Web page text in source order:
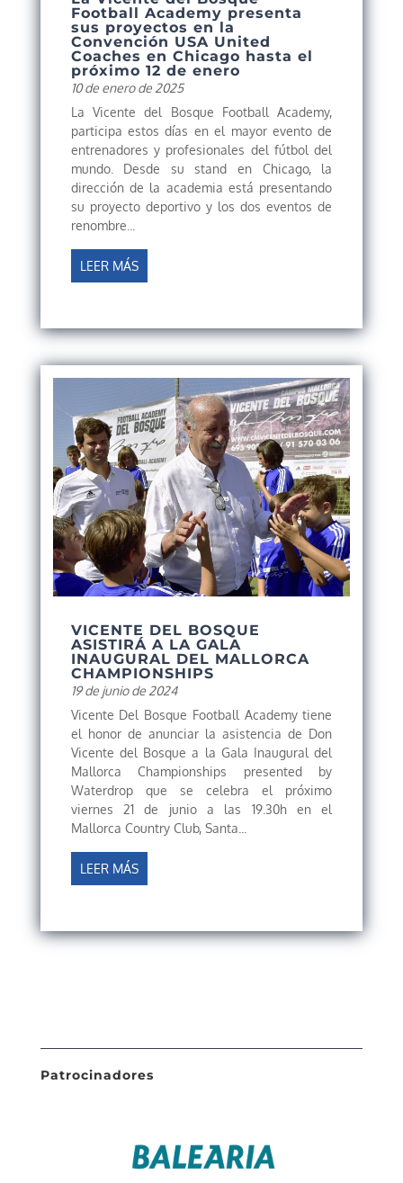
Football Academy presenta
sus proyectos en la
Convención USA United
Coaches en Chicago hasta el
próximo 12 de enero
10 de enero de 2025
La Vicente del Bosque Football Academy,
participa estos días en el mayor evento de
entrenadores y profesionales del fútbol del
mundo. Desde su stand en Chicago, la
dirección de la academia está presentando
su proyecto deportivo y los dos eventos de
renombre...
LEER MÁS
VICENTE DEL BOSQUE
ASISTIRÁ A LA GALA
INAUGURAL DEL MALLORCA
CHAMPIONSHIPS
19 de junio de 2024
Vicente Del Bosque Football Academy tiene
el honor de anunciar la asistencia de Don
Vicente del Bosque a la Gala Inaugural del
Mallorca Championships presented by
Waterdrop que se celebra el próximo
viernes 21 de junio a las 19.30h en el
Mallorca Country Club, Santa...
LEER MÁS
Patrocinadores